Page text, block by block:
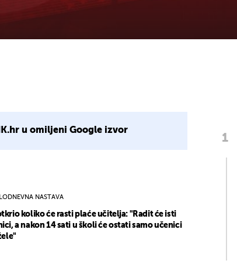
u omiljeni Google izvor
NASTAVA
koliko će rasti plaće učitelja: "Radit će isti
a nakon 14 sati u školi će ostati samo učenici